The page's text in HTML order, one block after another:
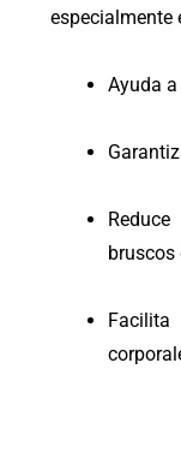
especialmente
Ayuda
bruscos